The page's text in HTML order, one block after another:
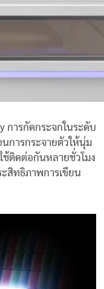
การกัดกระจกในระดับ
การกระจายตัวให้นุ่ม
ช้ติดต่อกันหลายชั่วโมง
สิทธิภาพการเขียน